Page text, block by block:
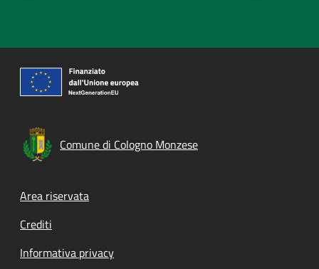
Comune di Cologno Monzese
Footer menu
Area riservata
Crediti
Informativa privacy